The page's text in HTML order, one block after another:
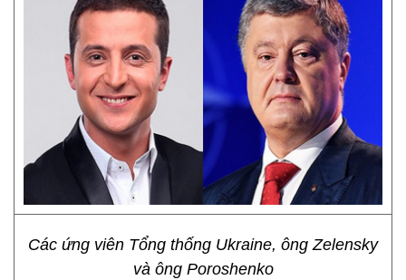
Các ứng viên Tổng thống Ukraine, ông Zelensky
và ông Poroshenko